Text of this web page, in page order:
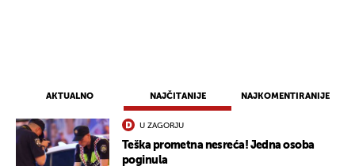
AKTUALNO NAJČITANIJE NAJKOMENTIRANIJE
U ZAGORJU
Teška prometna nesreća! Jedna osoba
poginula